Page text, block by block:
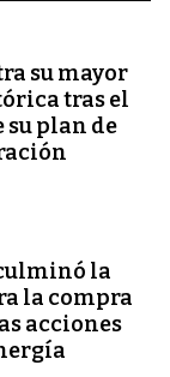
su mayor
tras el
su plan de
la
la compra
acciones